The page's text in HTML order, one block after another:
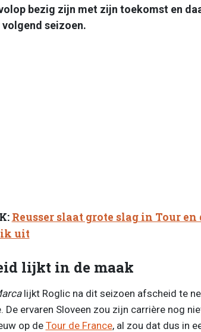
bezig zijn met zijn toekomst en
seizoen.
Reusser slaat grote slag in Tour
uit
lijkt in de maak
lijkt Roglic na dit seizoen afscheid te
De ervaren Sloveen zou zijn carrière nog
op deTour de France, al zou dat dus in